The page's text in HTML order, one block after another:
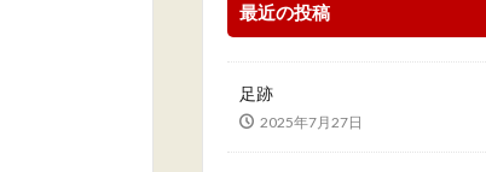
最近の投稿
足跡
2025年7月27日